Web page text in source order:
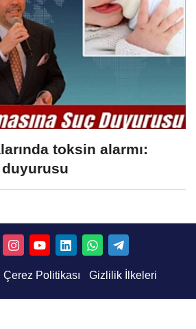
toksin alarmı:
duyurusu
Çerez Politikası Gizlilik İlkeleri